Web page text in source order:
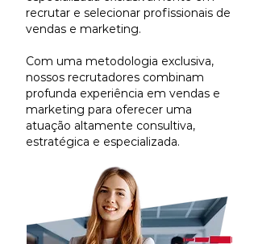
recrutar e selecionar profissionais de
vendas e marketing.
Com uma metodologia exclusiva,
nossos recrutadores combinam
profunda experiência em vendas e
marketing para oferecer uma
atuação altamente consultiva,
estratégica e especializada.